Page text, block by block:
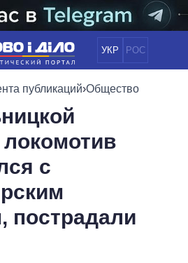
УКР РОС
НОВОСТИ
ПОЛИТИКА
ЭКОНОМИКА
ОБЩЕСТВО
ПОЛИТИКИ
ОФИС
ВИДЕО
публикаций›Общество
с
пострадали